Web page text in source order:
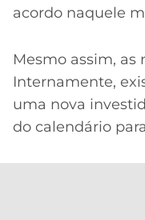
acordo naquele
Mesmo assim, as
Internamente,
uma nova
do calendário